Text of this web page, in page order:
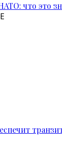
что это